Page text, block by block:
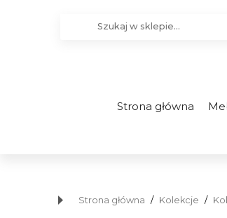
Strona główna
Strona główna / Kolekcje /